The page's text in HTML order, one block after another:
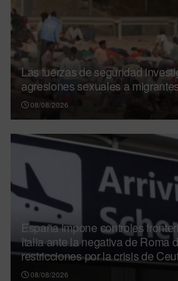
Las fuerzas de seguridad
agresiones sexuales a
08/08/2026
España impone controles
Italia ante la negativa de Roma
restricciones por la crisis de
08/08/2026